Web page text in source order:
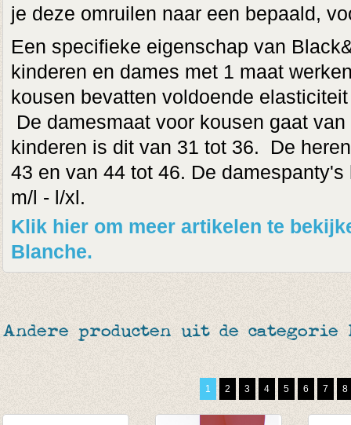
je deze omruilen naar een bepaald,
Een specifieke eigenschap van
kinderen en dames met 1 maat
kousen bevatten voldoende
De damesmaat voor kousen gaat
kinderen is dit van 31 tot 36. De
43 en van 44 tot 46. De
m/l - l/xl.
Klik hier om meer artikelen te
Blanche.
Andere producten uit de categorie
1 2 3 4 5 6 7 8